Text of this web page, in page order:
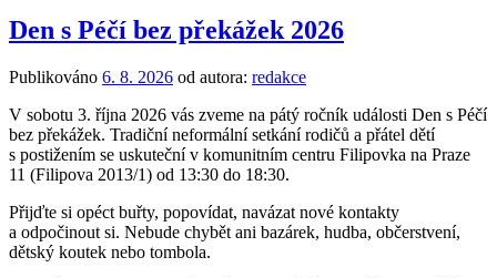
Den s Péčí bez překážek 2026
Publikováno 6. 8. 2026 od autora: redakce
V sobotu 3. října 2026 vás zveme na pátý ročník události Den s Péčí
bez překážek. Tradiční neformální setkání rodičů a přátel dětí
s postižením se uskuteční v komunitním centru Filipovka na Praze
11 (Filipova 2013/1) od 13:30 do 18:30.
Přijďte si opéct buřty, popovídat, navázat nové kontakty
a odpočinout si. Nebude chybět ani bazárek, hudba, občerstvení,
dětský koutek nebo tombola.